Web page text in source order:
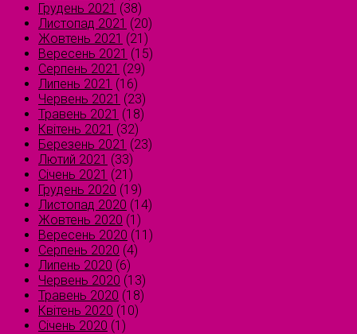
Грудень 2021 (38)
Листопад 2021 (20)
Жовтень 2021 (21)
Вересень 2021 (15)
Серпень 2021 (29)
Липень 2021 (16)
Червень 2021 (23)
Травень 2021 (18)
Квітень 2021 (32)
Березень 2021 (23)
Лютий 2021 (33)
Січень 2021 (21)
Грудень 2020 (19)
Листопад 2020 (14)
Жовтень 2020 (1)
Вересень 2020 (11)
Серпень 2020 (4)
Липень 2020 (6)
Червень 2020 (13)
Травень 2020 (18)
Квітень 2020 (10)
Січень 2020 (1)